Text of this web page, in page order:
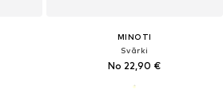
MINOTI
Svārki
No 22,90 €